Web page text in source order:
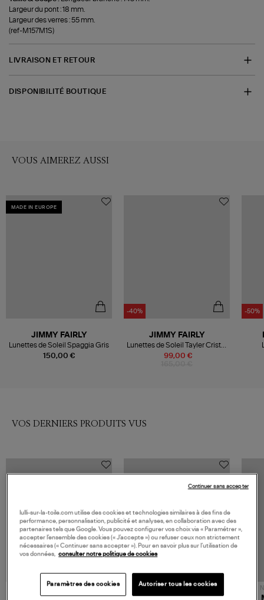
Largeur du pont : 18 mm.
Largeur des verres : 55 mm.
(ref-M157M1S)
LIVRAISON ET RETOUR
DISPONIBILITÉ BOUTIQUE
VOUS AIMEREZ AUSSI
MADE IN EUROPE
150,00 €
JIMMY FAIRLY
Lunettes de Soleil Spaggia Gris
-40%
99,00 €
JIMMY FAIRLY
Lunettes de Soleil Tayler Cristal
Transparent
-50%
VOS DERNIERS PRODUITS VUS
JEROME DREYFUSS
NOUVELLE COLLECTION
TORAL
lulli-sur-la-toile.com utilise des cookies et technologies similaires à des fins de
performance, personnalisation, publicité et analyses, en collaboration avec des
partenaires tels que Google. Vous pouvez configurer vos choix via « Paramétrer »,
accepter l’ensemble des cookies (« J’accepte ») ou refuser ceux non strictement
nécessaires (« Continuer sans accepter »). Pour en savoir plus sur l’utilisation de
vos données, consulter notre politique de cookies
Paramètres des cookies Autoriser tous les cookies
Continuer sans accepter